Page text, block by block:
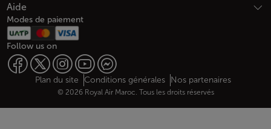
Aide
Modes de paiement
Follow us on
Web map links
$Title.getData()
Plan du site Conditions générales Nos partenaires
© 2026 Royal Air Maroc. Tous les droits réservés